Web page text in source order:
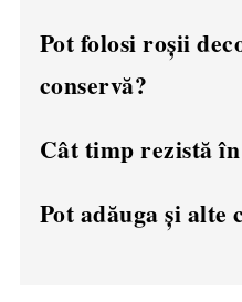
Pot folosi roșii
conservă?
alte adaosuri și
Cât timp rezistă
bune - până la 1 an.
Pot adăuga și alte